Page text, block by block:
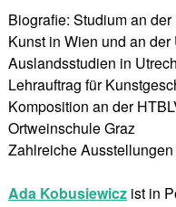
Biografie: Studium an
Kunst in Wien und an
Auslandsstudien in
Lehrauftrag für
Komposition an der
Ortweinschule Graz
Zahlreiche
Ada Kobusiewiczist in